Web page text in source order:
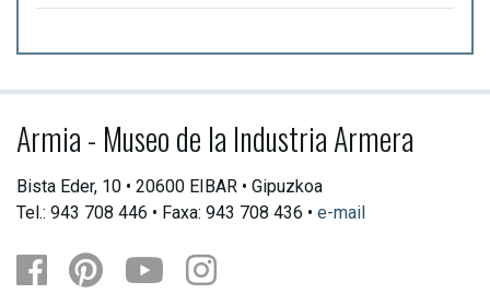
Armia - Museo de la Industria Armera
Bista Eder, 10 • 20600 EIBAR • Gipuzkoa
Tel.: 943 708 446 • Faxa: 943 708 436 • e-mail